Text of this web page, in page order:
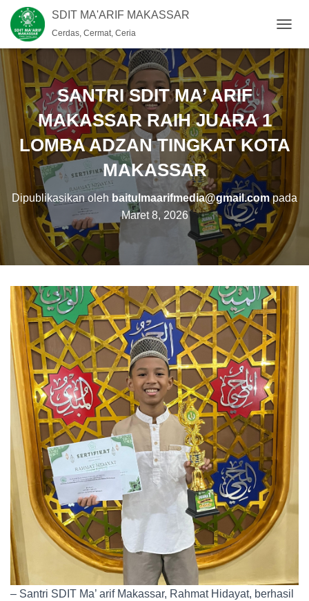
SDIT MA'ARIF MAKASSAR
Cerdas, Cermat, Ceria
O
G
V
I
SANTRI SDIT MA’ ARIF
MAKASSAR RAIH JUARA 1
LOMBA ADZAN TINGKAT KOTA
MAKASSAR
Dipublikasikan olehbaitulmaarifmedia@gmail.compada
Maret 8, 2026
– Santri SDIT Ma’ arif Makassar, Rahmat Hidayat, berhasil